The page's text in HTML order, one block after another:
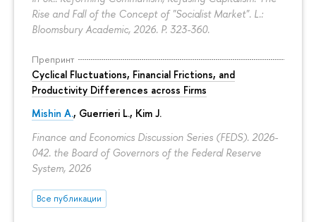
Rise and Fall of the Concept of "Socialist Market". L.:
Bloomsbury Academic, 2026. P. 323-360.
Препринт
Cyclical Fluctuations, Financial Frictions, and
Productivity Differences across Firms
Mishin A., Guerrieri L., Kim J.
Finance and Economics Discussion Series (FEDS). 2026-
042. the Board of Governors of the Federal Reserve
System, 2026
Все публикации